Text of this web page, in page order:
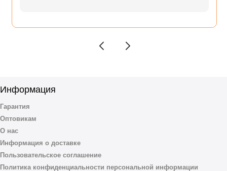
Информация
Гарантия
Оптовикам
О нас
Информация о доставке
Пользовательское соглашение
Политика конфиденциальности персональной информации